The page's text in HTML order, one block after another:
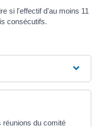
si l'effectif d'au moins 11
consécutifs.
réunions du comité